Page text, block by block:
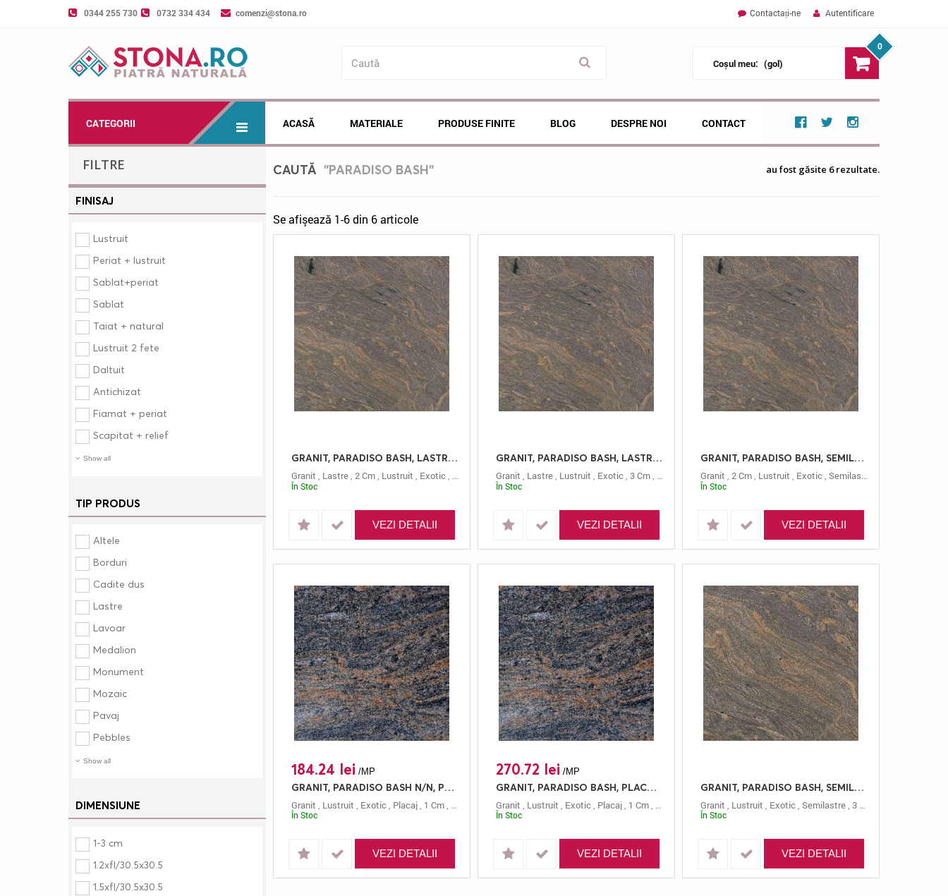
Autentificare
Contactați-ne
0344 255 730 0732 334 434 comenzi@stona.ro
Coșul meu:
0
(gol)
CATEGORII ACASĂ MATERIALE PRODUSE FINITE BLOG DESPRE NOI CONTACT
FILTRE
FINISAJ
Lustruit
Periat + lustruit
Sablat+periat
Sablat
Taiat + natural
Lustruit 2 fete
Daltuit
Antichizat
Fiamat + periat
Scapitat + relief
Show all
TIP PRODUS
Altele
Borduri
Cadite dus
Lastre
Lavoar
Medalion
Monument
Mozaic
Pavaj
Pebbles
Show all
DIMENSIUNE
1-3 cm
1.2xfl/30.5x30.5
1.5xfl/30.5x30.5
CAUTĂ "PARADISO BASH" au fost găsite 6 rezultate.
Se afişează 1-6 din 6 articole
GRANIT, PARADISO BASH, LASTRE, 2, LUSTRUIT
Granit , Lastre, 2 Cm, Lustruit , Exotic, Paradiso Bash
În Stoc
VEZI DETALII
GRANIT, PARADISO BASH, LASTRE, 3, LUSTRUIT
Granit , Lastre, Lustruit , Exotic, 3 Cm, Paradiso Bash
În Stoc
VEZI DETALII
GRANIT, PARADISO BASH, SEMILASTRE, 2, LUSTRUIT
Granit , 2 Cm, Lustruit , Exotic, Semilastre
În Stoc
VEZI DETALII
184.24 lei /MP
GRANIT, PARADISO BASH N/N, PLACAJ, 61X30.5, 1, LUSTRUIT
Granit Lustruit Exotic Placaj 1 Cm 61x30.5 Paradiso Bash
În Stoc
VEZI DETALII
270.72 lei /MP
GRANIT, PARADISO BASH, PLACAJ, 61X30.5, 1, LUSTRUIT
Granit Lustruit Exotic, Placaj, 1 Cm, 61x30.5 Paradiso Bash
În Stoc
VEZI DETALII
GRANIT, PARADISO BASH, SEMILASTRE, 3, LUSTRUIT
Granit Lustruit Exotic, Semilastre, 3 Cm
În Stoc
VEZI DETALII